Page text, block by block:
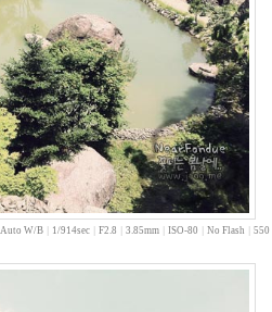
Auto W/B 1/914sec F2.8 3.85mm ISO-80 No Flash 550